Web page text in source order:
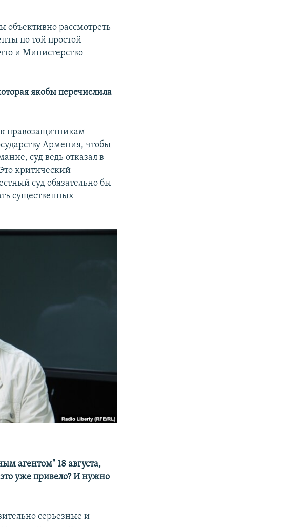
рассмотреть
по той простой
и Министерство
якобы перечислила
правозащитникам
Армения, чтобы
суд ведь отказал в
критический
суд обязательно бы
существенных
агентом" 18 августа,
уже привело? И нужно
серьезные и